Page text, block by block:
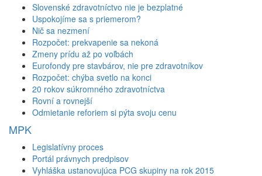
Slovenské zdravotníctvo nie je bezplatné
Uspokojíme sa s priemerom?
Nič sa nezmení
Rozpočet: prekvapenie sa nekoná
Zmeny prídu až po voľbách
Eurofondy pre stavbárov, nie pre zdravotníkov
Rozpočet: chýba svetlo na konci
20 rokov súkromného zdravotníctva
Rovní a rovnejší
Odmietanie reforiem si pýta svoju cenu
MPK
Legislatívny proces
Portál právnych predpisov
Vyhláška ustanovujúca PCG skupiny na rok 2015